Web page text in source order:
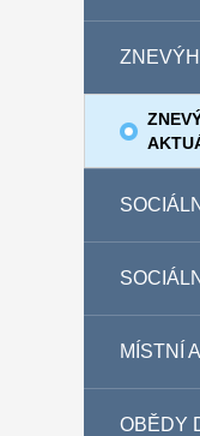
MÍSTNÍ
OBĚDY